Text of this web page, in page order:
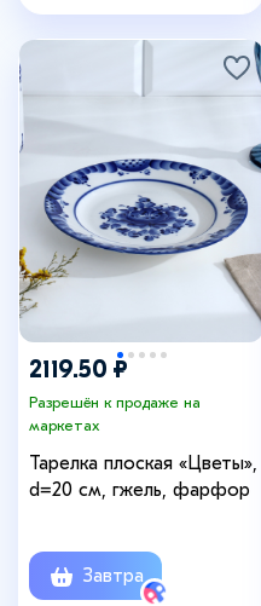
2119.50 ₽
Разрешён к продаже на
маркетах
Тарелка плоская «Цветы»,
d=20 см, гжель, фарфор
Завтра